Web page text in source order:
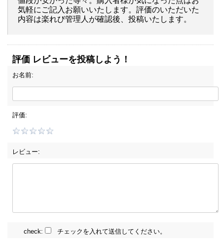
気軽にご記入お願いいたします。評価のいただいた
内容は楽れび管理人が確認後、投稿いたします。
評価 レビューを投稿しよう！
お名前:
評価:
レビュー:
check: チェックを入れて送信してください。